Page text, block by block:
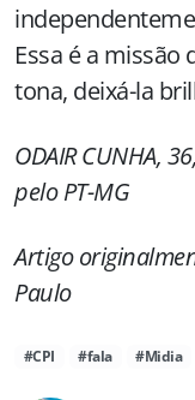
Essa é a missão
tona, deixá-la
ODAIR CUNHA,
pelo PT-MG
Artigo
Paulo
#CPI #fala #Midia